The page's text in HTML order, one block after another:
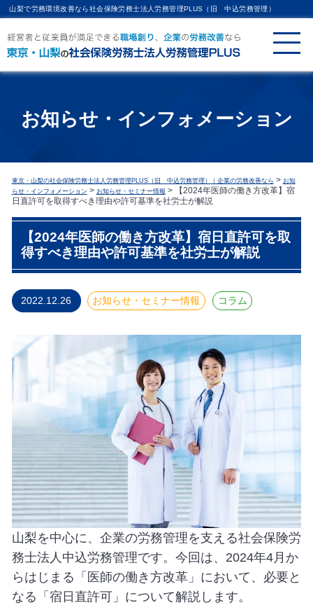
山梨で労務環境改善なら社会保険労務士法人労務管理PLUS（旧 中込労務管理）
お知らせ・インフォメーション
東京・山梨の社会保険労務士法人労務管理PLUS（旧 中込労務管理）｜企業の労務改善なら > お知
らせ・インフォメーション > お知らせ・セミナー情報 >
【2024年医師の働き方改革】宿
日直許可を取得すべき理由や許可基準を社労士が解説
【2024年医師の働き方改革】宿日直許可を取
得すべき理由や許可基準を社労士が解説
2022.12.26 お知らせ・セミナー情報 コラム
山梨を中心に、企業の労務管理を支える社会保険労
務士法人中込労務管理です。今回は、2024年4月か
らはじまる「医師の働き方改革」において、必要と
なる「宿日直許可」について解説します。